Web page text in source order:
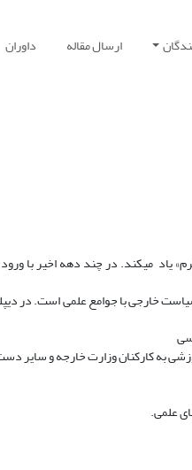
ارسال مقاله داوران
میکند. در چند دهه اخیر با
خارجی با جوامع علمی است. در
به کارکنان وزارت خارجه و سایر
علمی.